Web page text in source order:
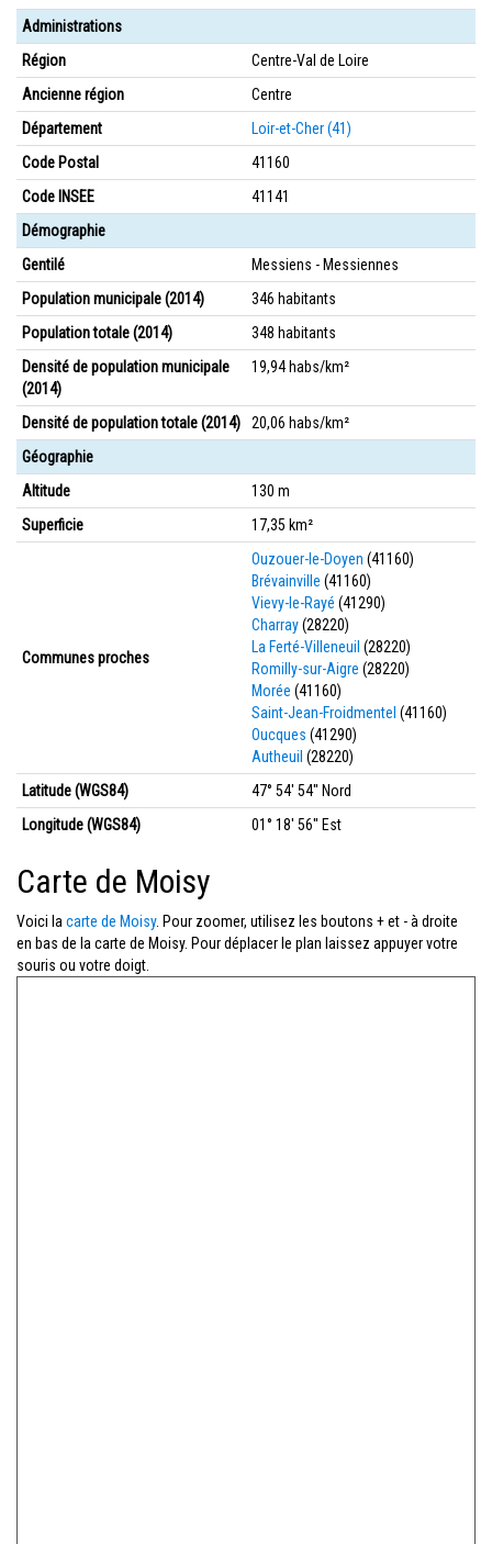
Administrations
Région
Centre-Val de Loire
Ancienne région
Centre
Département
Loir-et-Cher (41)
Code Postal
41160
Code INSEE
41141
Démographie
Gentilé
Messiens - Messiennes
Population municipale (2014)
346 habitants
Population totale (2014)
348 habitants
Densité de population municipale
(2014)
19,94 habs/km²
Densité de population totale (2014)
20,06 habs/km²
Géographie
Altitude
130 m
Superficie
17,35 km²
Communes proches
Ouzouer-le-Doyen (41160)
Brévainville (41160)
Vievy-le-Rayé (41290)
Charray(28220)
La Ferté-Villeneuil (28220)
Romilly-sur-Aigre (28220)
Morée (41160)
Saint-Jean-Froidmentel (41160)
Oucques (41290)
Autheuil (28220)
Latitude (WGS84)
47° 54' 54'' Nord
Longitude (WGS84)
01° 18' 56'' Est
Carte de Moisy
Voici la carte de Moisy. Pour zoomer, utilisez les boutons + et - à droite
en bas de la carte de Moisy. Pour déplacer le plan laissez appuyer votre
souris ou votre doigt.